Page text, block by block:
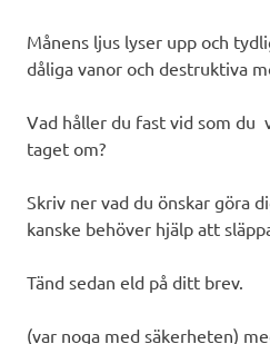
Månens ljus lyser upp och
dåliga vanor och destruktiva
Vad håller du fast vid som du
taget om?
Skriv ner vad du önskar göra
kanske behöver hjälp att
Tänd sedan eld på ditt brev.
(var noga med säkerheten)